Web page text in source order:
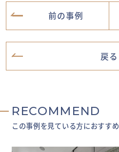
前の事例
戻る
RECOMMEND
この事例を見ている方におすすめ